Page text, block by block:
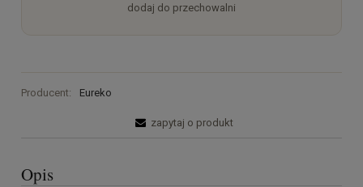
dodaj do przechowalni
Producent: Eureko
zapytaj o produkt
Opis